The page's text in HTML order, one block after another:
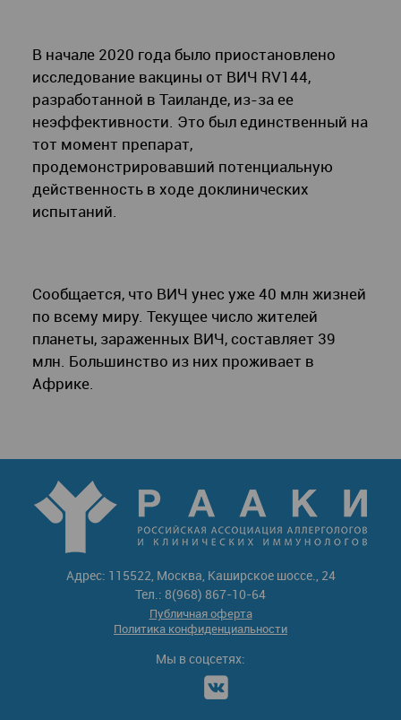
В начале 2020 года было приостановлено
исследование вакцины от ВИЧ RV144,
разработанной в Таиланде, из-за ее
неэффективности. Это был единственный на
тот момент препарат,
продемонстрировавший потенциальную
действенность в ходе доклинических
испытаний.
Сообщается, что ВИЧ унес уже 40 млн жизней
по всему миру. Текущее число жителей
планеты, зараженных ВИЧ, составляет 39
млн. Большинство из них проживает в
Африке.
Адрес: 115522, Москва, Каширское шоссе., 24
Тел.: 8(968) 867-10-64
Публичная оферта
Политика конфиденциальности
Мы в соцсетях: